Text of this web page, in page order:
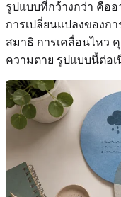
รูปแบบที่กว้างกว่า คือ
การเปลี่ยนแปลงของก
สมาธิ การเคลื่อนไหว
ความตาย รูปแบบนี้ต่อ